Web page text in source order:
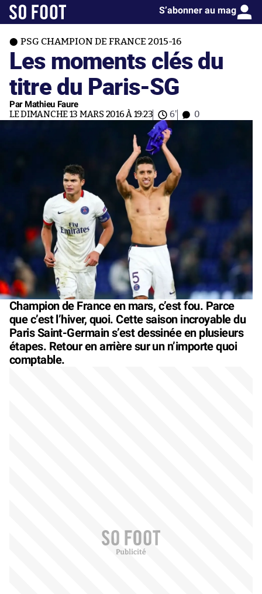
S’abonner au mag
PSG CHAMPION DE FRANCE 2015-16
Les moments clés du
titre du Paris-SG
Par Mathieu Faure
LE DIMANCHE 13 MARS 2016 À 19:23 6' 0
Champion de France en mars, c’est fou. Parce
que c’est l’hiver, quoi. Cette saison incroyable du
Paris Saint-Germain s’est dessinée en plusieurs
étapes. Retour en arrière sur un n’importe quoi
comptable.